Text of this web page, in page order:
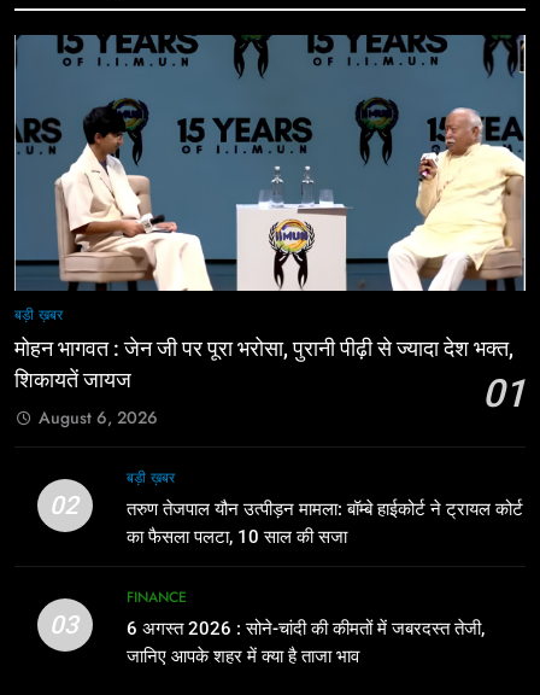
बड़ी ख़बर
मोहन भागवत : जेन जी पर पूरा भरोसा, पुरानी पीढ़ी से ज्यादा देश भक्त,
शिकायतें जायज
01
August 6, 2026
02
बड़ी ख़बर
तरुण तेजपाल यौन उत्पीड़न मामला: बॉम्बे हाईकोर्ट ने ट्रायल कोर्ट
का फैसला पलटा, 10 साल की सजा
03
FINANCE
6 अगस्त 2026 : सोने-चांदी की कीमतों में जबरदस्त तेजी,
जानिए आपके शहर में क्या है ताजा भाव